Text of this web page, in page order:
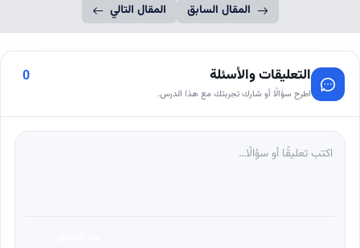
المقال السابق المقال التالي
التعليقات والأسئلة
اطرح سؤالًا أو شارك تجربتك مع هذا الدرس.
0